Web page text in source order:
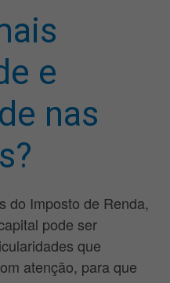
e
nas
do Imposto de Renda,
pode ser
que
atenção, para que